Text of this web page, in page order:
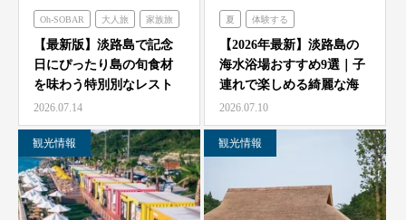
Oh-SOBAR 大人旅 家族旅
食べる フレンチの森
オーシャンテラス
のじまスコーラ 青海波
海神人の食卓
【最新版】淡路島で記念
日にぴったり島の旬食材
を味わう特別別なレスト
ラン7選
2026.07.14
夏 体験する
のじまスコーラ
シェフガーデン
【2026年最新】淡路島の
海水浴場おすすめ9選｜子
連れで楽しめる綺麗な海
と海開き情報
2026.07.10
観光情報 観光情報